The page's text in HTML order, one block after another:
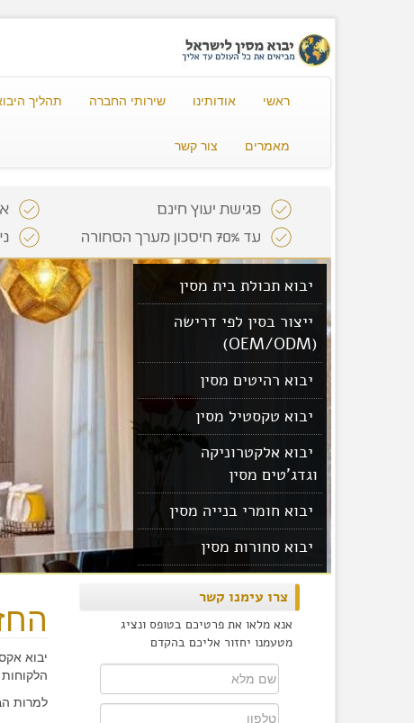
ראשי אודותינו שירותי החברה תהליך
מאמרים צור קשר
יבוא תכולת בית מסין
ייצור בסין לפי דרישה
(OEM/ODM)
יבוא רהיטים מסין
יבוא טקסטיל מסין
יבוא אלקטרוניקה
וגדג'טים מסין
יבוא חומרי בנייה מסין
יבוא סחורות מסין
יבוא מוצרים מסין
יבוא
למרות
צרו עימנו קשר
אנא מלאו את פרטיכם בטופס ונציג
מטעמנו יחזור אליכם בהקדם